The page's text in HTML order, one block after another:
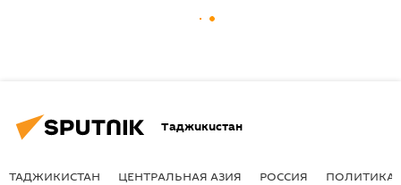
Таджикистан
ТАДЖИКИСТАН ЦЕНТРАЛЬНАЯ АЗИЯ РОССИЯ ПОЛИТИКА